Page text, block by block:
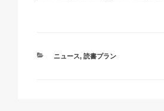
カ
ニュース, 読書プラン